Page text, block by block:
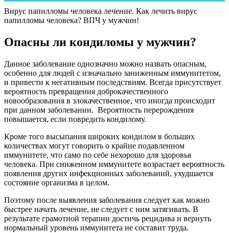
Вирус папилломы человека лечение. Как лечить вирус
папилломы человека? ВПЧ у мужчин!
Опасны ли кондиломы у мужчин?
Данное заболевание однозначно можно назвать опасным,
особенно для людей с изначально заниженным иммунитетом,
и привести к негативным последствиям. Всегда присутствует
вероятность превращения доброкачественного
новообразования в злокачественное, что иногда происходит
при данном заболевании. Вероятность перерождения
повышается, если повредить кондилому.
Кроме того высыпания широких кондилом в больших
количествах могут говорить о крайне подавленном
иммунитете, что само по себе нехорошо для здоровья
человека. При сниженном иммунитете возрастает вероятность
появления других инфекционных заболеваний, ухудшается
состояние организма в целом.
Поэтому после выявления заболевания следует как можно
быстрее начать лечение, не следует с ним затягивать. В
результате грамотной терапии достичь рецидива и вернуть
нормальный уровень иммунитета не составит труда.